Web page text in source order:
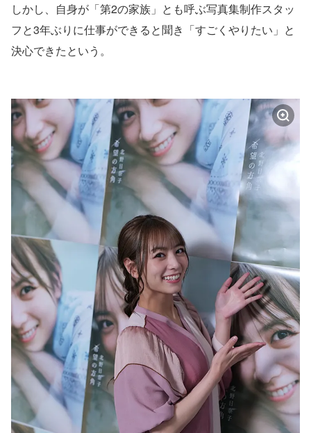
しかし、自身が「第2の家族」とも呼ぶ写真集制作スタッ
フと3年ぶりに仕事ができると聞き「すごくやりたい」と
決心できたという。